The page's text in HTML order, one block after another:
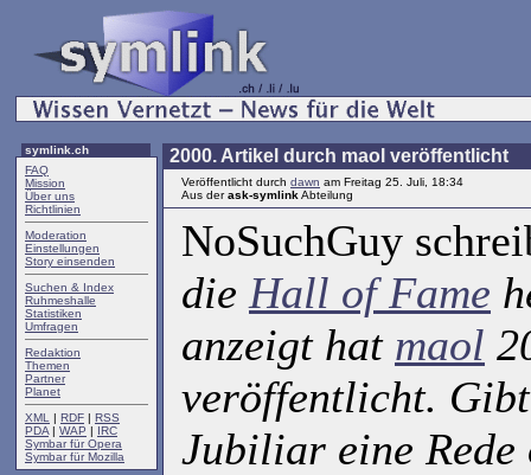
symlink.ch
FAQ
Mission
Über uns
Richtlinien
Moderation
Einstellungen
Story einsenden
Suchen & Index
Ruhmeshalle
Statistiken
Umfragen
Redaktion
Themen
Partner
Planet
XML
| RDF | RSS
PDA | WAP | IRC
Symbar für Opera
Symbar für Mozilla
2000. Artikel durch maol veröffentlicht
Veröffentlicht durch dawn am Freitag 25. Juli, 18:34
Aus derask-symlinkAbteilung
NoSuchGuy
die Hall of Fame
anzeigt hat maol
veröffentlicht. Gibt
Jubiliar eine Rede